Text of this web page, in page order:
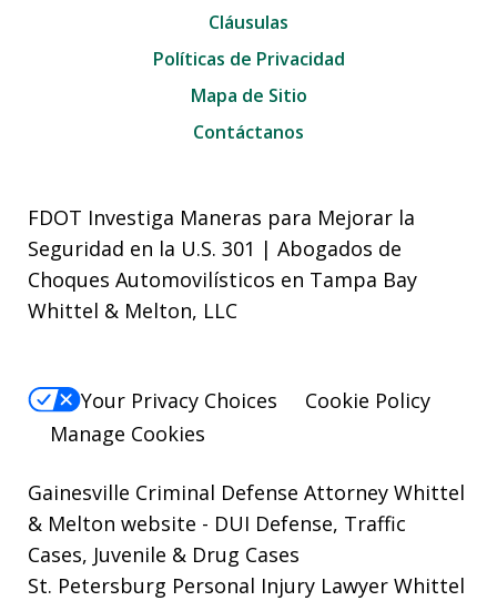
Cláusulas
Políticas de Privacidad
Mapa de Sitio
Contáctanos
FDOT Investiga Maneras para Mejorar la
Seguridad en la U.S. 301 | Abogados de
Choques Automovilísticos en Tampa Bay
Whittel & Melton, LLC
Your Privacy Choices
Cookie Policy
Manage Cookies
Gainesville Criminal Defense Attorney Whittel
& Melton website - DUI Defense, Traffic
Cases, Juvenile & Drug Cases
St. Petersburg Personal Injury Lawyer Whittel